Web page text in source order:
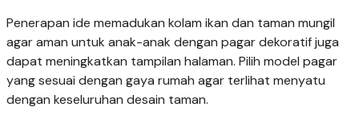
Penerapan ide memadukan kolam ikan dan taman mungil
agar aman untuk anak-anak dengan pagar dekoratif juga
dapat meningkatkan tampilan halaman. Pilih model pagar
yang sesuai dengan gaya rumah agar terlihat menyatu
dengan keseluruhan desain taman.